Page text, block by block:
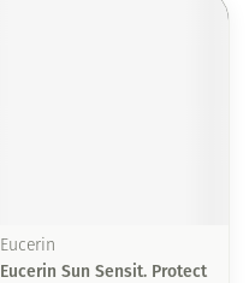
Eucerin
Eucerin Sun Sensit. Protect